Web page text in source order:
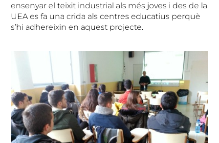
ensenyar el teixit industrial als més joves i des de la
UEA es fa una crida als centres educatius perquè
s’hi adhereixin en aquest projecte.